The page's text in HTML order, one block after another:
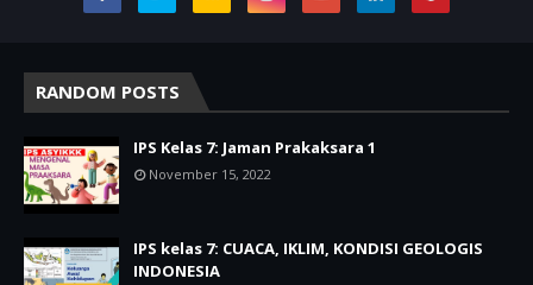
RANDOM POSTS
IPS Kelas 7: Jaman Prakaksara 1
November 15, 2022
IPS kelas 7: CUACA, IKLIM, KONDISI GEOLOGIS
INDONESIA